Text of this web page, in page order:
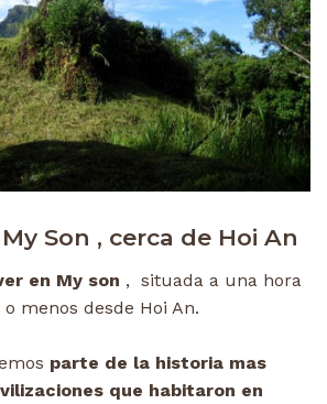
Son , cerca de Hoi An
en My son , situada a una hora
menos desde Hoi An.
parte de la historia mas
que habitaron en